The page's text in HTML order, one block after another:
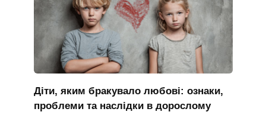
Діти, яким бракувало любові: ознаки,
проблеми та наслідки в дорослому